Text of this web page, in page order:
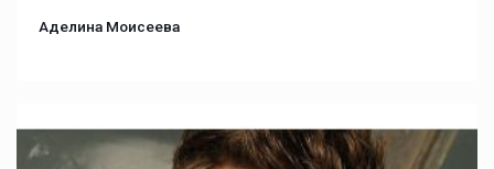
Аделина Моисеева